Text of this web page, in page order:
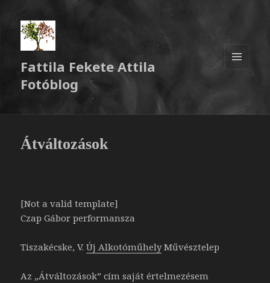
Fattila Fekete Attila
Fotóblog
Átváltozások
[Not a valid template]
Czap Gábor performansza
Tiszakécske, V.Új AlkotóműhelyMűvésztelep
Az „Átváltozások” cím saját értelmezésem